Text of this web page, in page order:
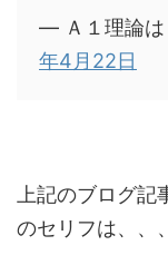
— Ａ１理論は
年4月22日
上記のブログ
のセリフは、、、